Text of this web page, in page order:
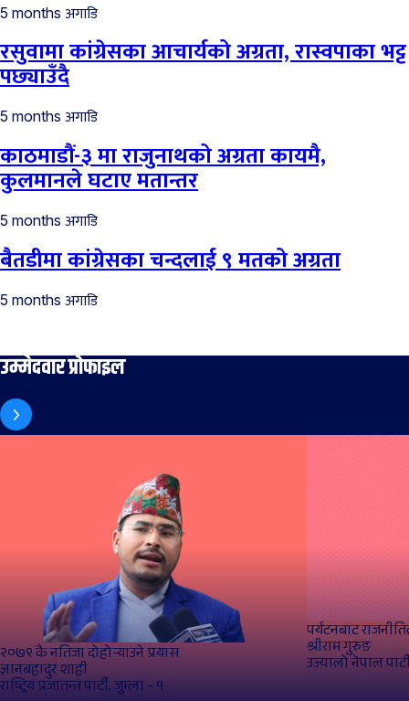
5 months अगाडि
रसुवामा कांग्रेसका आचार्यको अग्रता, रास्वपाका भट्ट
पछ्याउँदै
5 months अगाडि
काठमाडौं-३ मा राजुनाथको अग्रता कायमै,
कुलमानले घटाए मतान्तर
5 months अगाडि
बैतडीमा कांग्रेसका चन्दलाई ९ मतको अग्रता
5 months अगाडि
उम्मेदवार प्रोफाइल
२०७९ कै नतिजा दोहोर्‍याउने प्रयास
ज्ञानबहादुर शाही
राष्ट्रिय प्रजातन्त्र पार्टी, जुम्ला - १
पर्यटनबाट
श्रीराम गुरुङ
उज्यालो नेपाल